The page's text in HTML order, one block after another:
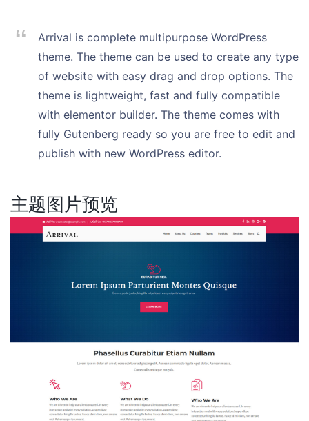
Arrival is complete multipurpose WordPress
theme. The theme can be used to create any type
of website with easy drag and drop options. The
theme is lightweight, fast and fully compatible
with elementor builder. The theme comes with
fully Gutenberg ready so you are free to edit and
publish with new WordPress editor.
主题图片预览